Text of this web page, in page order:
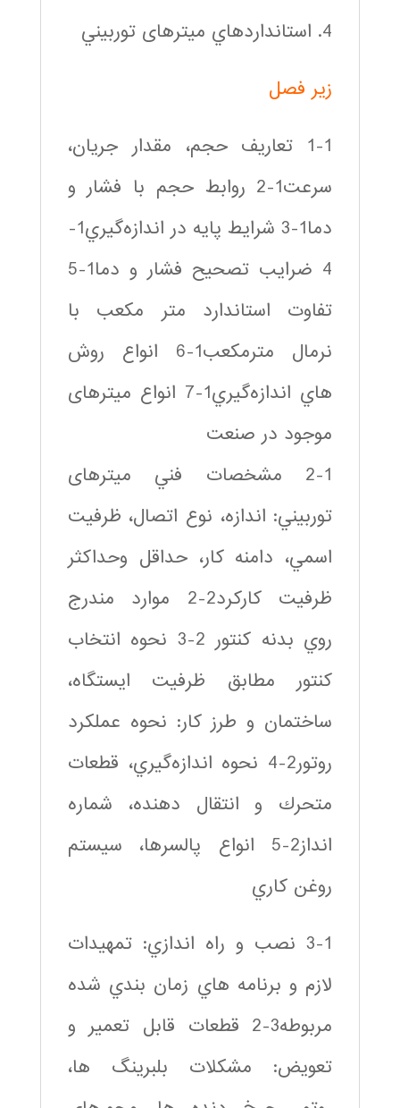
4. استانداردهاي میترهای توربيني
زير فصل
1-1 تعاريف حجم، مقدار جريان،
سرعت1-2 روابط حجم با فشار و
دما1-3 شرايط پايه در اندازه‌گيري1-
4 ضرايب تصحيح فشار و دما1-5
تفاوت استاندارد متر مكعب با
نرمال مترمكعب1-6 انواع روش
هاي اندازه‌گيري1-7 انواع میترهای
موجود در صنعت
2-1 مشخصات فني میترهای
توربيني: اندازه، نوع اتصال، ظرفيت
اسمي، دامنه كار، حداقل وحداكثر
ظرفيت كاركرد2-2 موارد مندرج
روي بدنه كنتور 2-3 نحوه انتخاب
كنتور مطابق ظرفيت ايستگاه،
ساختمان و طرز كار: نحوه عملكرد
روتور2-4 نحوه اندازه‌گيري، قطعات
متحرك و انتقال دهنده، شماره
انداز2-5 انواع پالسرها، سيستم
روغن كاري
3-1 نصب و راه اندازي: تمهيدات
لازم و برنامه هاي زمان بندي شده
مربوطه3-2 قطعات قابل تعمير و
تعويض: مشكلات بلبرينگ ها،